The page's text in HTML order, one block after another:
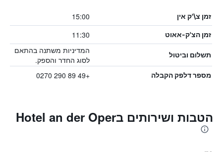
זמן צ\'ק אין 15:00
זמן הצ'ק-אאוט 11:30
תשלום וביטול
המדיניות משתנה בהתאם
לסוג החדר והספק.
מספר דלפק הקבלה +49 89 290 0270
הטבות ושירותים בHotel an der Oper